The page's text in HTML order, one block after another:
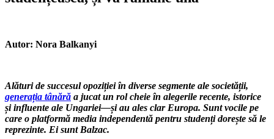
Autor: Nora Balkanyi
Alături de succesul opoziției în diverse segmente ale societății,
generația tânără a jucat un rol cheie în alegerile recente, istorice
și influente ale Ungariei—și au ales clar Europa. Sunt vocile pe
care o platformă media independentă pentru studenți dorește să le
reprezinte. Ei sunt Balzac.